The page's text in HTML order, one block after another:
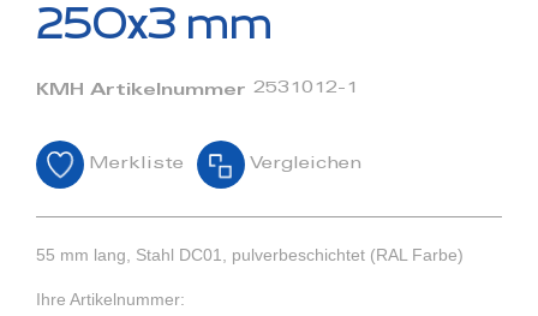
springen
250x3 mm
KMH Artikelnummer 2531012-1
Merkliste Vergleichen
55 mm lang, Stahl DC01, pulverbeschichtet (RAL Farbe)
Ihre Artikelnummer: